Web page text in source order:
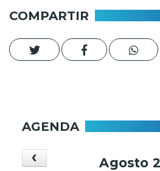
COMPARTIR
AGENDA
Agosto